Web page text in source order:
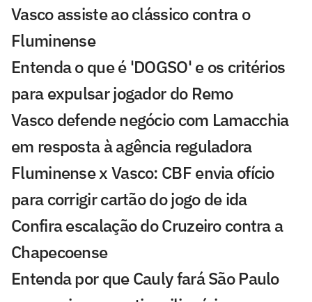
Vasco assiste ao clássico contra o
Fluminense
Entenda o que é 'DOGSO' e os critérios
para expulsar jogador do Remo
Vasco defende negócio com Lamacchia
em resposta à agência reguladora
Fluminense x Vasco: CBF envia ofício
para corrigir cartão do jogo de ida
Confira escalação do Cruzeiro contra a
Chapecoense
Entenda por que Cauly fará São Paulo